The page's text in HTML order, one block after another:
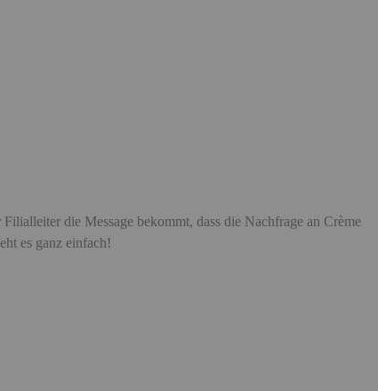
die Message bekommt, dass die Nachfrage an Crème
es ganz einfach!